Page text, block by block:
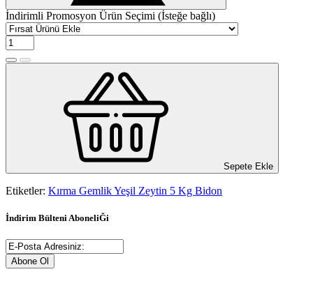
İndirimli Promosyon Ürün Seçimi (İsteğe bağlı)
Sepete Ekle
Etiketler: Kırma Gemlik Yeşil Zeytin 5 Kg Bidon
İndirim Bülteni AboneliĞi
Abone Ol